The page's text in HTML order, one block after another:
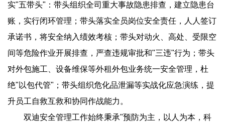
实"五带头"：带头组织全司重大事故隐患排查，建立隐患台
账，实行闭环管理；带头落实全员岗位安全责任，人人签订
承诺书，将安全纳入绩效考核；带头对动火、高处、受限空
间等危险作业开展排查，严查违规审批和"三违"行为；带头
对外包施工、设备维保等外租外包业务统一安全管理，杜
绝"以包代管"；带头组织危化品泄漏等实战化应急演练，提
升员工自救互救和协同作战能力。
双迪安全管理工作始终秉承"预防为主，以人为本，科